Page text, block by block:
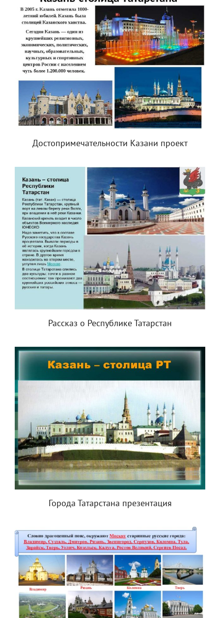
Достопримечательности Казани проект
Рассказ о Республике Татарстан
Города Татарстана презентация